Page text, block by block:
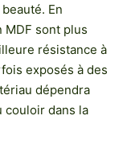
En
MDF sont plus
résistance à
exposés à des
dépendra
couloir dans la